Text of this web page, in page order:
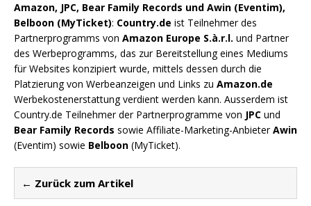
Amazon, JPC, Bear Family Records und Awin (Eventim),
Belboon (MyTicket): Country.de ist Teilnehmer des
Partnerprogramms von Amazon Europe S.à.r.l. und Partner
des Werbeprogramms, das zur Bereitstellung eines Mediums
für Websites konzipiert wurde, mittels dessen durch die
Platzierung von Werbeanzeigen und Links zu Amazon.de
Werbekostenerstattung verdient werden kann. Ausserdem ist
Country.de Teilnehmer der Partnerprogramme von JPC und
Bear Family Records sowie Affiliate-Marketing-AnbieterAwin
(Eventim) sowie Belboon (MyTicket).
← Zurück zum Artikel